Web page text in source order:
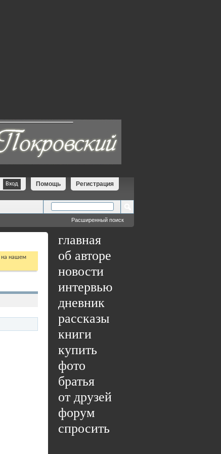
Регистрация
Помощь
Расширенный поиск
главная
об авторе
новости
интервью
дневник
рассказы
книги
купить
фото
братья
от друзей
форум
спросить
на нашем